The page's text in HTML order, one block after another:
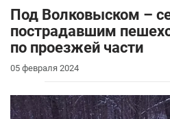
Под Волковыском –
пострадавшим
по проезжей части
05 февраля 2024